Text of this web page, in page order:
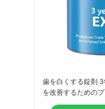
歯を白くする錠剤
を改善するための
グレードの白くす